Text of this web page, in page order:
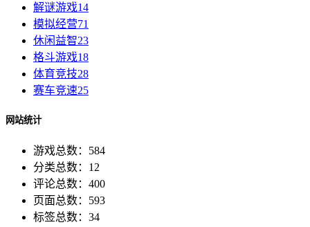
解谜游戏14
模拟经营71
休闲益智23
格斗游戏18
体育竞技28
赛车竞速25
网站统计
游戏总数：584
分类总数：12
评论总数：400
页面总数：593
标签总数：34